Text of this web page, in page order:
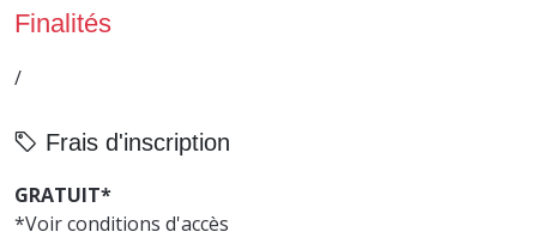
Finalités
/
Frais d'inscription
GRATUIT*
*Voir conditions d'accès